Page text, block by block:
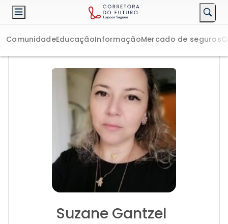
ComunidadeEducaçãoInformaçãoMercado de seguros
Suzane Gantzel